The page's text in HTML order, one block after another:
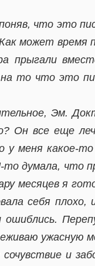
что это
Как может
прыгали
на то что это
Эм.
Он все еще
у меня какое-
то думала, что
месяцев я
себя
ужасную
и